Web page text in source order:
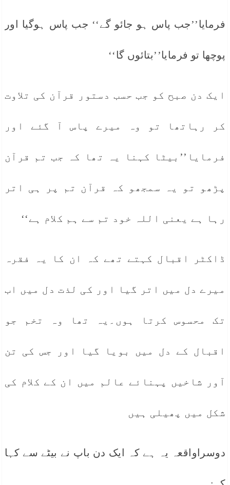
فرمایا’’جب پاس ہو جائو گے‘‘ جب پاس ہوگیا اور
پوچھا تو فرمایا’’بتائوں گا‘‘
ایک دن صبح کو جب حسب دستور قرآن کی تلاوت
کر رہاتھا تو وہ میرے پاس آ گئے اور
فرمایا’’بیٹا کہنا یہ تھا کہ جب تم قرآن
پڑھو تو یہ سمجھو کہ قرآن تم پر ہی اتر
رہا ہے یعنی اللہ خود تم سے ہم کلام ہے‘‘
ڈاکٹر اقبال کہتے تھے کہ ان کا یہ فقرہ
میرے دل میں اتر گیا اور کی لذت دل میں اب
تک محسوس کرتا ہوں۔یہ تھا وہ تخم جو
اقبال کے دل میں بویا گیا اور جس کی تن
آور شاخیں پہنائے عالم میں ان کے کلام کی
شکل میں پھیلی ہیں
دوسراواقعہ یہ ہے کہ ایک دن باپ نے بیٹے سے کہا